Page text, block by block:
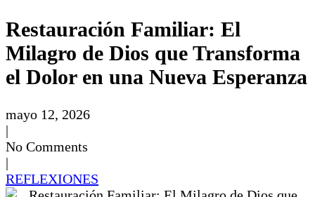
Restauración Familiar: El
Milagro de Dios que Transforma
el Dolor en una Nueva Esperanza
mayo 12, 2026
|
No Comments
|
REFLEXIONES